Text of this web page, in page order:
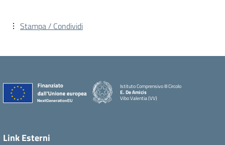
Stampa / Condividi
Istituto Comprensivo III Circolo
E. De Amicis
Vibo Valentia (VV)
Link Esterni